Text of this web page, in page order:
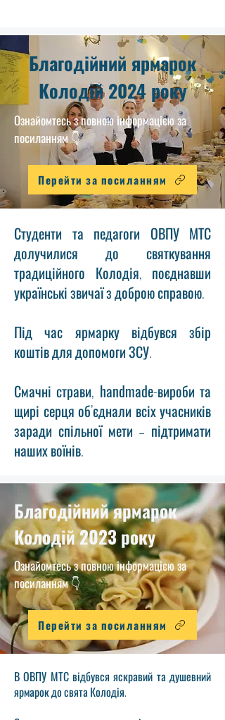
Благодійний ярмарок
Колодій 2024 року
Ознайомтесь з повною інформацією за
посиланням 👇
Перейти за посиланням
Студенти та педагоги ОВПУ МТС
долучилися до святкування
традиційного Колодія, поєднавши
українські звичаї з доброю справою.
Під час ярмарку відбувся збір
коштів для допомоги ЗСУ.
Смачні страви, handmade-вироби та
щирі серця об’єднали всіх учасників
заради спільної мети – підтримати
наших воїнів.
Благодійний ярмарок
Колодій 2023 року
Ознайомтесь з повною інформацією за
посиланням 👇
Перейти за посиланням
В ОВПУ МТС відбувся яскравий та душевний
ярмарок до свята Колодія.